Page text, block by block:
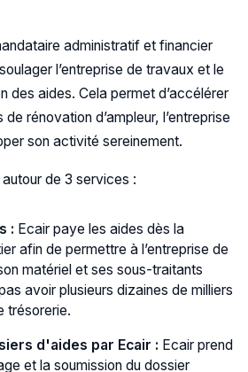
administratif et financier
l’entreprise de travaux et le
des aides. Cela permet d’accélérer
rénovation d’ampleur, l’entreprise
son activité sereinement.
autour de 3 services :
: Ecair paye les aides dès la
afin de permettre à l’entreprise de
matériel et ses sous-traitants
avoir plusieurs dizaines de milliers
trésorerie.
d'aides par Ecair : Ecair prend
et la soumission du dossier